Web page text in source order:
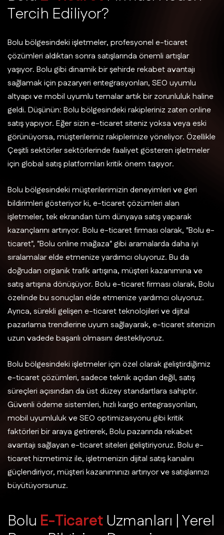
Tercih Ediliyor?
Bolu bölgesindeki işletmeler, profesyonel e-ticaret
çözümleri aldıktan sonra satışlarında önemli artışlar
yaşıyor. Bolu gibi dinamik bir şehirde rekabet avantajı
sağlamak için pazaryeri entegrasyonları, SEO uyumlu
altyapı ve mobil uyumlu temalar artık bir zorunluluk haline
geldi. Düşünün: Bolu bölgesindeki rakipleriniz zaten online
satış yapıyor. Eğer sizin e-ticaret siteniz yoksa veya eski
görünüyorsa, müşterileriniz rakiplerinize yöneliyor. Özellikle
Çeşitli sektörler sektörlerinde faaliyet gösteren işletmeler
için global satış platformları kritik önem taşıyor.
Bolu bölgesindeki müşterilerimizin deneyimleri ve geri
bildirimleri gösteriyor ki, e-ticaret çözümleri alan
işletmeler, tek ekrandan tüm dünyaya satış yaparak
kazançlarını artırıyor. Bolu e-ticaret firması olarak, "Bolu e-
ticaret", "Bolu online mağaza" gibi aramalarda daha iyi
sıralamalar elde etmenize yardımcı oluyoruz. Bu da
doğrudan organik trafik artışına, müşteri kazanımına ve
satış artışına dönüşüyor. Bolu e-ticaret firması olarak, Bolu
özelinde bu sonuçları elde etmenize yardımcı oluyoruz.
Ayrıca, sürekli gelişen e-ticaret teknolojileri ve dijital
pazarlama trendlerine uyum sağlayarak, e-ticaret sitenizin
uzun vadede başarılı olmasını destekliyoruz.
Bolu bölgesindeki işletmeler için özel olarak geliştirdiğimiz
e-ticaret çözümleri, sadece teknik açıdan değil, satış
süreçleri açısından da üst düzey standartlara sahiptir.
Güvenli ödeme sistemleri, hızlı kargo entegrasyonları,
mobil uyumluluk ve SEO optimizasyonu gibi kritik
faktörleri bir araya getirerek, Bolu pazarında rekabet
avantajı sağlayan e-ticaret siteleri geliştiriyoruz. Bolu e-
ticaret hizmetimiz ile, işletmenizin dijital satış kanalını
güçlendiriyor, müşteri kazanımınızı artırıyor ve satışlarınızı
büyütüyorsunuz.
Bolu E-Ticaret Uzmanları |Yerel